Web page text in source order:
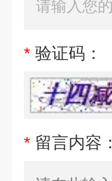
* 验证码：
* 留言内容：